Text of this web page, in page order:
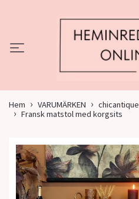
Hem VARUMÄRKEN
chicantique
Fransk matstol med korgsits